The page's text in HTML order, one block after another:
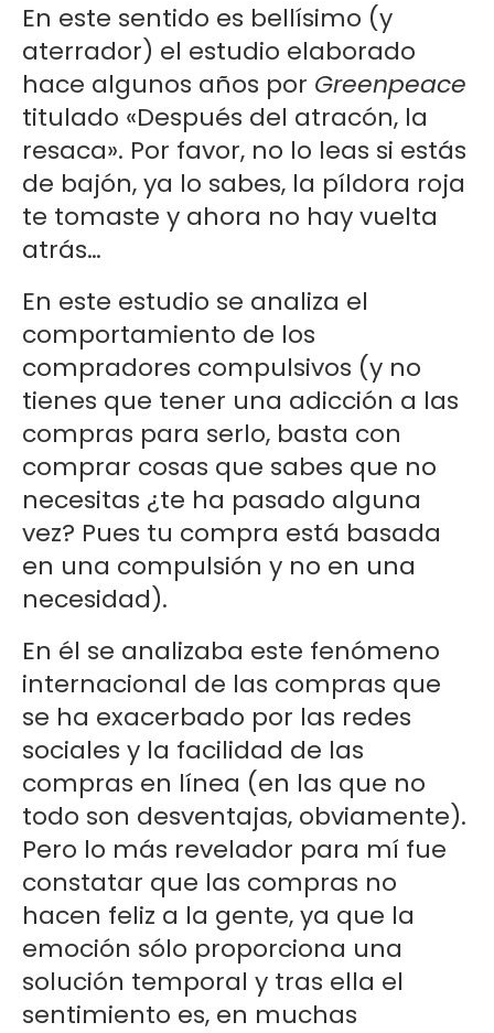
En este sentido es bellísimo (y
aterrador) el estudio elaborado
hace algunos años por Greenpeace
titulado «Después del atracón, la
resaca». Por favor, no lo leas si estás
de bajón, ya lo sabes, la píldora roja
te tomaste y ahora no hay vuelta
atrás…
En este estudio se analiza el
comportamiento de los
compradores compulsivos (y no
tienes que tener una adicción a las
compras para serlo, basta con
comprar cosas que sabes que no
necesitas ¿te ha pasado alguna
vez? Pues tu compra está basada
en una compulsión y no en una
necesidad).
En él se analizaba este fenómeno
internacional de las compras que
se ha exacerbado por las redes
sociales y la facilidad de las
compras en línea (en las que no
todo son desventajas, obviamente).
Pero lo más revelador para mí fue
constatar que las compras no
hacen feliz a la gente, ya que la
emoción sólo proporciona una
solución temporal y tras ella el
sentimiento es, en muchas